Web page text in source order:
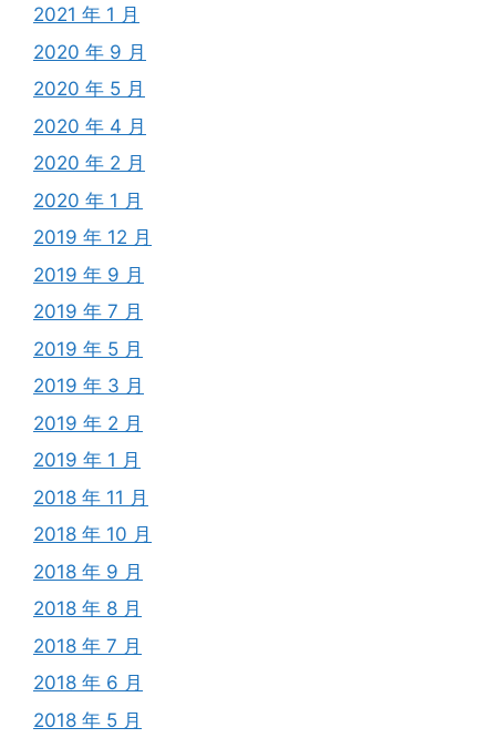
2021 年 1 月
2020 年 9 月
2020 年 5 月
2020 年 4 月
2020 年 2 月
2020 年 1 月
2019 年 12 月
2019 年 9 月
2019 年 7 月
2019 年 5 月
2019 年 3 月
2019 年 2 月
2019 年 1 月
2018 年 11 月
2018 年 10 月
2018 年 9 月
2018 年 8 月
2018 年 7 月
2018 年 6 月
2018 年 5 月